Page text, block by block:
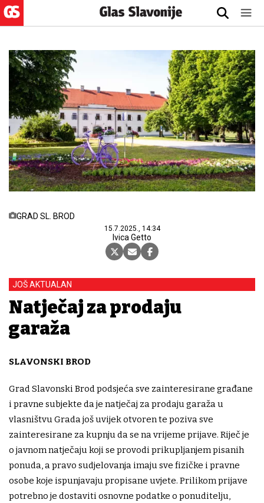
GRAD SL. BROD
15.7.2025., 14:34
Ivica Getto
JOŠ AKTUALAN
Natječaj za prodaju
garaža
SLAVONSKI BROD
Grad Slavonski Brod podsjeća sve zainteresirane građane
i pravne subjekte da je natječaj za prodaju garaža u
vlasništvu Grada još uvijek otvoren te poziva sve
zainteresirane za kupnju da se na vrijeme prijave. Riječ je
o javnom natječaju koji se provodi prikupljanjem pisanih
ponuda, a pravo sudjelovanja imaju sve fizičke i pravne
osobe koje ispunjavaju propisane uvjete. Prilikom prijave
potrebno je dostaviti osnovne podatke o ponuditelju,